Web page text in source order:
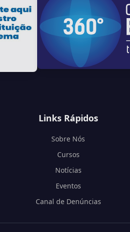
Links Rápidos
Sobre Nós
Cursos
Notícias
Eventos
Canal de Denúncias